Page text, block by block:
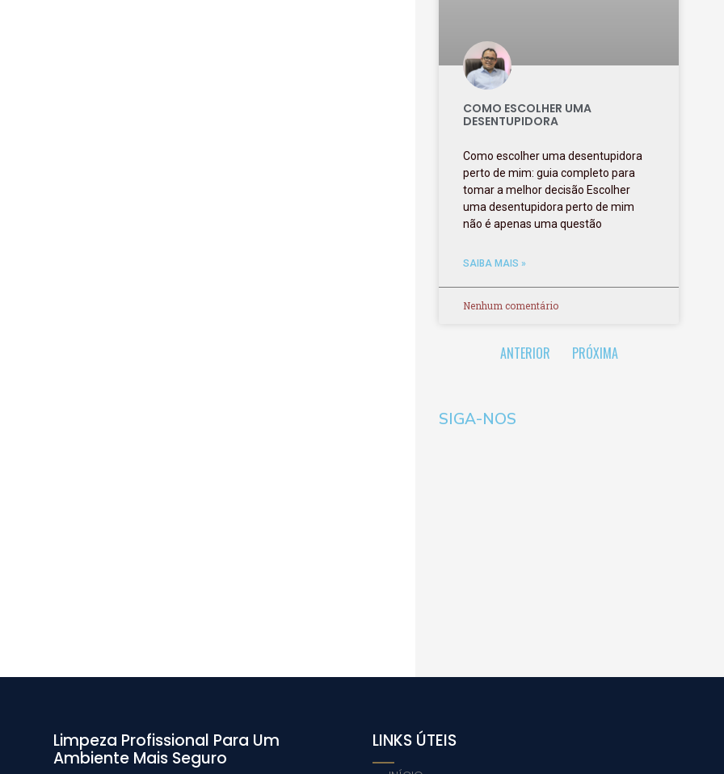
COMO ESCOLHER UMA
DESENTUPIDORA
Como escolher uma desentupidora
perto de mim: guia completo para
tomar a melhor decisão Escolher
uma desentupidora perto de mim
não é apenas uma questão
SAIBA MAIS »
Nenhum comentário
ANTERIOR PRÓXIMA
SIGA-NOS
Limpeza Profissional Para Um
Ambiente Mais Seguro
LINKS ÚTEIS